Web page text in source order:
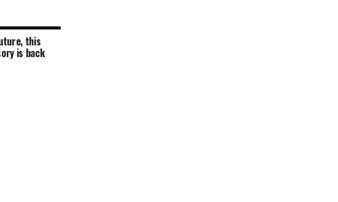
this
is back